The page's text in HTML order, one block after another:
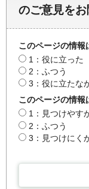
のご意見を
このページの情報
1：役に立った
2：ふつう
3：役に立たな
このページの情報
1：見つけやす
2：ふつう
3：見つけにく